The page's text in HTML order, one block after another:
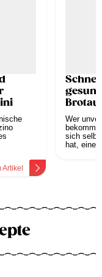
Artikel
Wer
bekommt
sich
hat, eine